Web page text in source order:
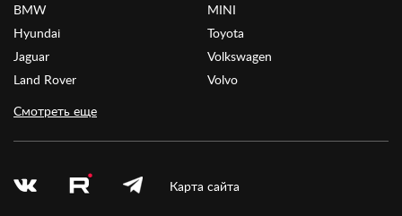
BMW
Hyundai
Jaguar
Land Rover
MINI
Toyota
Volkswagen
Volvo
Смотреть еще
Карта сайта